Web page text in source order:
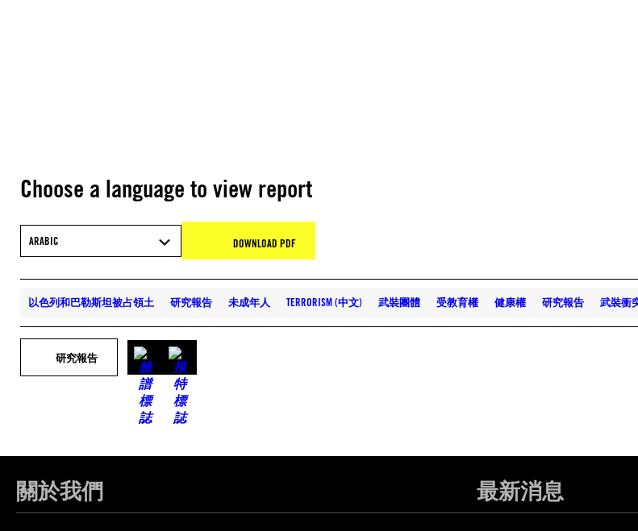
Choose a language to view report
ARABIC DOWNLOAD PDF
以色列和巴勒斯坦被占領土 研究報告 未成年人 TERRORISM (中文) 武裝團體 受教育權 健康權 研究報告 武裝衝
研究報告
關於我們 最新消息